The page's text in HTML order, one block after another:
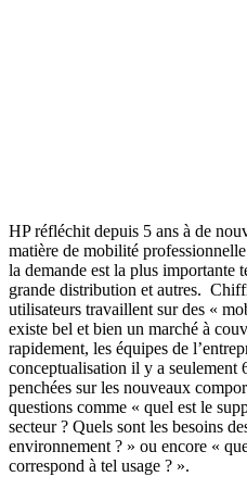
HP réfléchit depuis 5 ans à de
matière de mobilité
la demande est la plus importante
grande distribution et autres.
utilisateurs travaillent sur des «
existe bel et bien un marché à
rapidement, les équipes de
conceptualisation il y a seulement
penchées sur les nouveaux
questions comme « quel est le
secteur ? Quels sont les besoins
environnement ? » ou encore «
correspond à tel usage ? ».